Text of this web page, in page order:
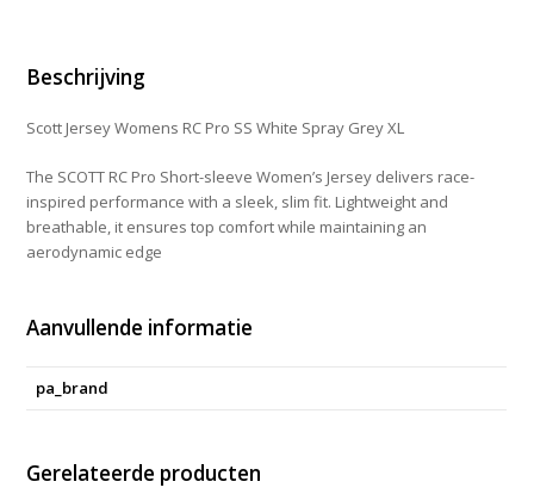
Grey
aantal
Beschrijving
Scott Jersey Womens RC Pro SS White Spray Grey XL
The SCOTT RC Pro Short-sleeve Women’s Jersey delivers race-
inspired performance with a sleek, slim fit. Lightweight and
breathable, it ensures top comfort while maintaining an
aerodynamic edge
Aanvullende informatie
pa_brand
Gerelateerde producten